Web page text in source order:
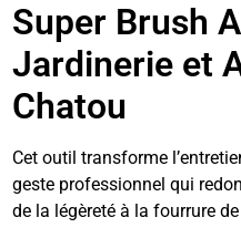
Super Brush
Jardinerie et
Chatou
Cet outil transforme
geste professionnel qui
de la légèreté à la fourrure